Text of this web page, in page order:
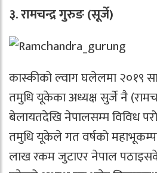
३. रामचन्द्र गुरुङ (सूर्जे)
कास्कीको ल्वाग घलेलमा २०१९
तमुधि यूकेका अध्यक्ष सुर्जे नै
बेलायतदेखि नेपालसम्म विविध
तमुधि यूकेले गत वर्षको
लाख रकम जुटाएर नेपाल